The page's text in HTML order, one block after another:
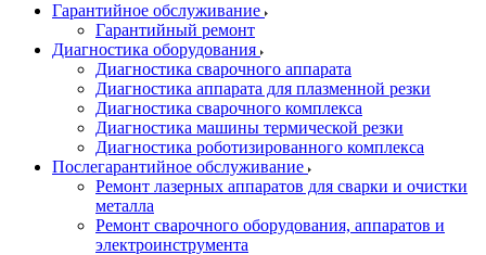
Гарантийное обслуживание
Гарантийный ремонт
Диагностика оборудования
Диагностика сварочного аппарата
Диагностика аппарата для плазменной резки
Диагностика сварочного комплекса
Диагностика машины термической резки
Диагностика роботизированного комплекса
Послегарантийное обслуживание
Ремонт лазерных аппаратов для сварки и очистки
металла
Ремонт сварочного оборудования, аппаратов и
электроинструмента